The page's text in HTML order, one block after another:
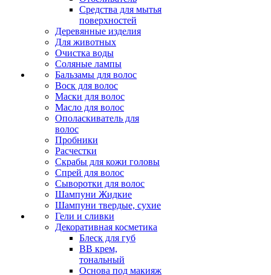
Средства для мытья
поверхностей
Деревянные изделия
Для животных
Очистка воды
Соляные лампы
Бальзамы для волос
Воск для волос
Маски для волос
Масло для волос
Ополаскиватель для
волос
Пробники
Расчестки
Скрабы для кожи головы
Спрей для волос
Сыворотки для волос
Шампуни Жидкие
Шампуни твердые, сухие
Гели и сливки
Декоративная косметика
Блеск для губ
ВВ крем,
тональный
Основа под макияж